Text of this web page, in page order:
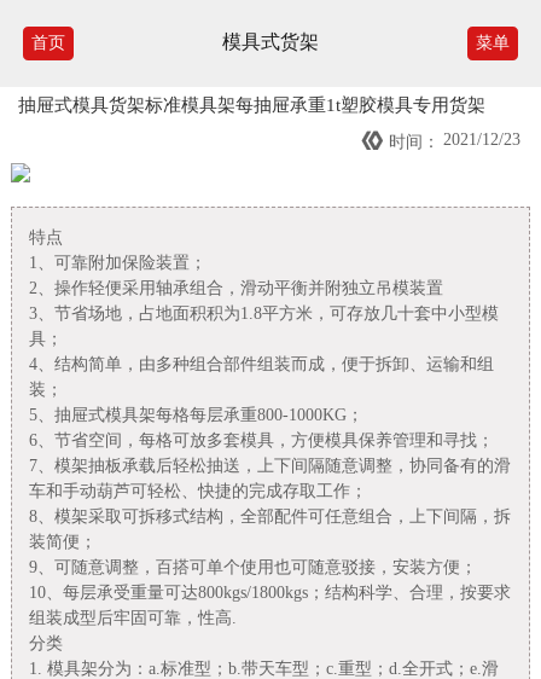
首页 模具式货架 菜单
抽屉式模具货架标准模具架每抽屉承重1t塑胶模具专用货架
 时间： 2021/12/23
特点
1、可靠附加保险装置；
2、操作轻便采用轴承组合，滑动平衡并附独立吊模装置
3、节省场地，占地面积积为1.8平方米，可存放几十套中小型模
具；
4、结构简单，由多种组合部件组装而成，便于拆卸、运输和组
装；
5、抽屉式模具架每格每层承重800-1000KG；
6、节省空间，每格可放多套模具，方便模具保养管理和寻找；
7、模架抽板承载后轻松抽送，上下间隔随意调整，协同备有的滑
车和手动葫芦可轻松、快捷的完成存取工作；
8、模架采取可拆移式结构，全部配件可任意组合，上下间隔，拆
装简便；
9、可随意调整，百搭可单个使用也可随意驳接，安装方便；
10、每层承受重量可达800kgs/1800kgs；结构科学、合理，按要求
组装成型后牢固可靠，性高.
分类
1. 模具架分为：a.标准型；b.带天车型；c.重型；d.全开式；e.滑